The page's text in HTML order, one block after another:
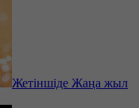
Жетіншіде Жаңа жыл